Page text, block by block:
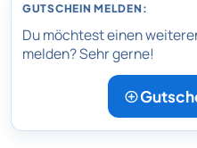
GUTSCHEIN MELDEN:
Du möchtest einen
melden? Sehr gerne!